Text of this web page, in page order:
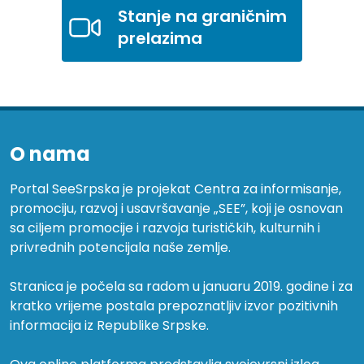
Stanje na graničnim
prelazima
O nama
Portal SeeSrpska je projekat Centra za informisanje,
promociju, razvoj i usavršavanje „SEE”, koji je osnovan
sa ciljem promocije i razvoja turističkih, kulturnih i
privrednih potencijala naše zemlje.
Stranica je počela sa radom u januaru 2019. godine i za
kratko vrijeme postala prepoznatljiv izvor pozitivnih
informacija iz Republike Srpske.